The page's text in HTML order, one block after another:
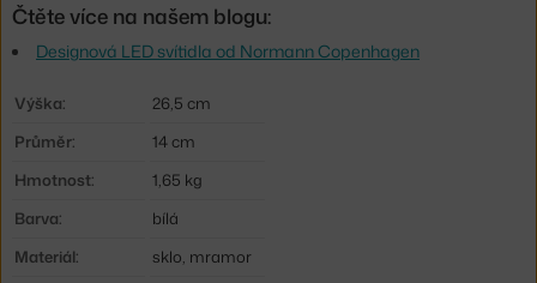
Čtěte více na našem blogu:
Designová LED svítidla od Normann Copenhagen
Výška:
26,5 cm
Průměr:
14 cm
Hmotnost:
1,65 kg
Barva:
bílá
Materiál:
sklo, mramor